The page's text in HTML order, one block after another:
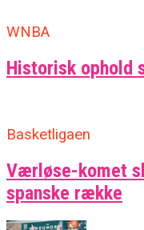
WNBA
Historisk ophold
Basketligaen
Værløse-komet
spanske række